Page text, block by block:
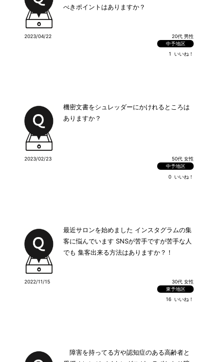
べきポイントはありますか？
2023/04/22
20代 男性
中予地区
1 いいね！
機密文書をシュレッダーにかけれるところは
ありますか？
2023/02/23
50代 女性
中予地区
0 いいね！
最近サロンを始めました インスタグラムの集
客に悩んでいます SNSが苦手ですが苦手な人
でも 集客出来る方法はありますか？！
2022/11/15
30代 女性
東予地区
16 いいね！
障害を持ってる方や認知症のある高齢者と